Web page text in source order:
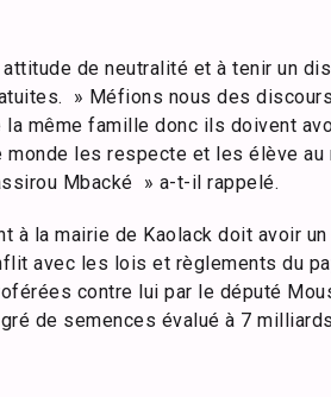
de neutralité et à tenir un
» Méfions nous des
même famille donc ils doivent
les respecte et les élève au
Mbacké » a-t-il rappelé.
à la mairie de Kaolack doit avoir
avec les lois et règlements du
contre lui par le député
gré de semences évalué à 7